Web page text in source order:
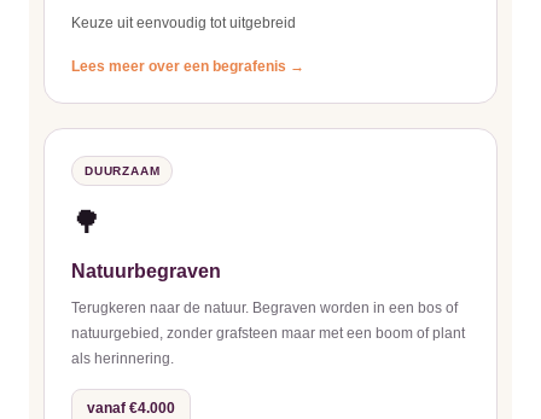
Keuze uit eenvoudig tot uitgebreid
Lees meer over een begrafenis →
DUURZAAM
🌳
Natuurbegraven
Terugkeren naar de natuur. Begraven worden in een bos of
natuurgebied, zonder grafsteen maar met een boom of plant
als herinnering.
vanaf €4.000